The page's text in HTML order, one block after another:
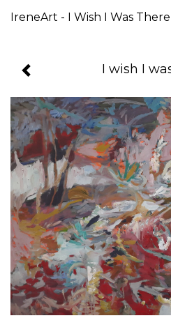
IreneArt - I Wish I Was There
I wish I